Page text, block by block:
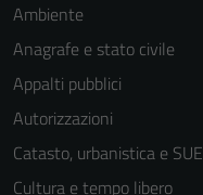
Ambiente
Anagrafe e stato civile
Appalti pubblici
Autorizzazioni
Catasto, urbanistica e SUE
Cultura e tempo libero